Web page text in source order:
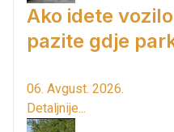
Ako idete
pazite gdje
06. Avgust. 2026.
Detaljnije...